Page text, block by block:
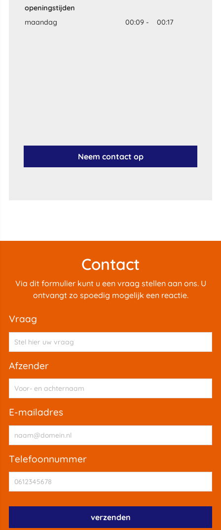
openingstijden
maandag
00:09 - 00:17
Neem contact op
Contact
Via dit formulier kunt u een vraag stellen aan ons. U
ontvangt zo spoedig mogelijk een reactie.
vraag
afzender
e-mailadres
telefoonnummer